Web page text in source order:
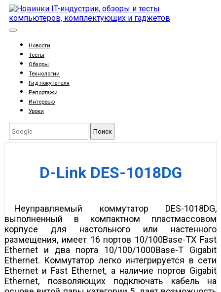
Новости
Тесты
Обзоры
Технологии
Гид покупателя
Репортажи
Интервью
Уроки
Поиск
D-Link DES-1018DG
Неуправляемый коммутатор DES-1018DG,
выполненный в компактном пластмассовом
корпусе для настольного или настенного
размещения, имеет 16 портов 10/100Base-TX Fast
Ethernet и два порта 10/100/1000Base-T Gigabit
Ethernet. Коммутатор легко интегрируется в сети
Ethernet и Fast Ethernet, а наличие портов Gigabit
Ethernet, позволяющих подключать кабель на